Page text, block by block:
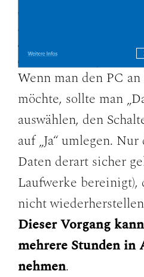
Wenn man den PC
möchte, sollte man
auswählen, den
auf „Ja“ umlegen.
Daten derart sicher
Laufwerke bereinigt),
nicht
Dieser Vorgang
mehrere Stunden in
nehmen.